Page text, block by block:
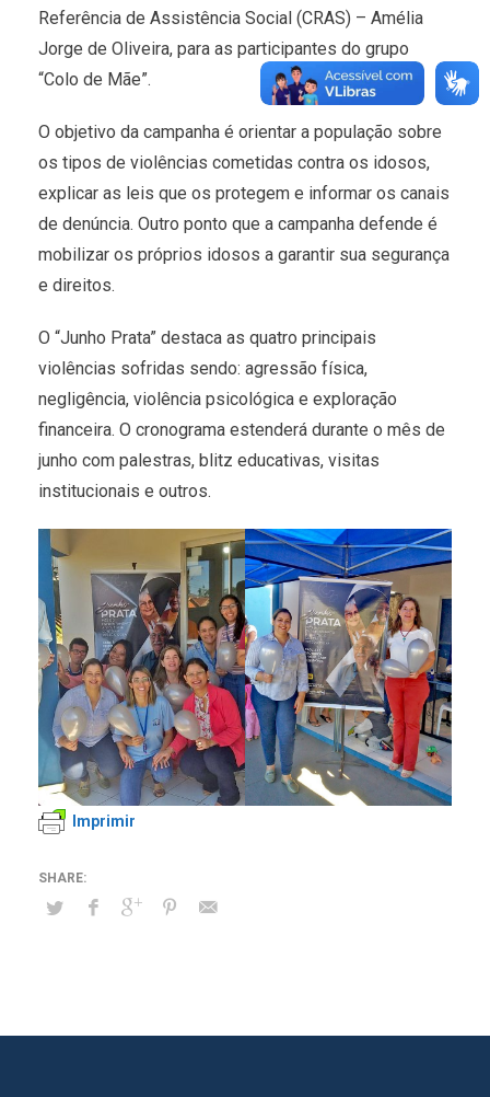
Referência de Assistência Social (CRAS) – Amélia
Jorge de Oliveira, para as participantes do grupo
“Colo de Mãe”.
O objetivo da campanha é orientar a população sobre
os tipos de violências cometidas contra os idosos,
explicar as leis que os protegem e informar os canais
de denúncia. Outro ponto que a campanha defende é
mobilizar os próprios idosos a garantir sua segurança
e direitos.
O “Junho Prata” destaca as quatro principais
violências sofridas sendo: agressão física,
negligência, violência psicológica e exploração
financeira. O cronograma estenderá durante o mês de
junho com palestras, blitz educativas, visitas
institucionais e outros.
Imprimir